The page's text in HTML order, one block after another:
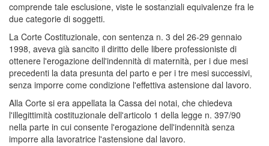
comprende tale esclusione, viste le sostanziali equivalenze fra le
due categorie di soggetti.
La Corte Costituzionale, con sentenza n. 3 del 26-29 gennaio
1998, aveva già sancito il diritto delle libere professioniste di
ottenere l'erogazione dell'indennità di maternità, per i due mesi
precedenti la data presunta del parto e per i tre mesi successivi,
senza imporre come condizione l'effettiva astensione dal lavoro.
Alla Corte si era appellata la Cassa dei notai, che chiedeva
l'illegittimità costituzionale dell'articolo 1 della legge n. 397/90
nella parte in cui consente l'erogazione dell'indennità senza
imporre alla lavoratrice l'astensione dal lavoro.